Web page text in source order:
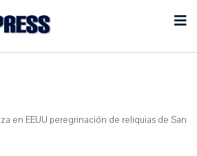
en EEUU peregrinación de reliquias de San